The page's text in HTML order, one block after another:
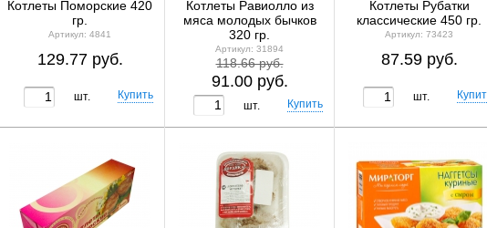
Котлеты Поморские 420
гр.
Артикул: 4841
129.77 руб.
шт.
Котлеты Равиолло из
мяса молодых бычков
320 гр.
Артикул: 31894
118.66 руб.
91.00 руб.
шт.
Котлеты Рубатки
классические 450 гр.
Артикул: 73423
87.59 руб.
шт.